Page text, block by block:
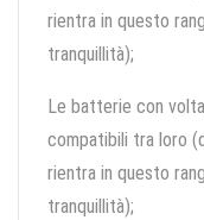
rientra in questo
tranquillità);
Le batterie con
compatibili tra loro
rientra in questo
tranquillità);